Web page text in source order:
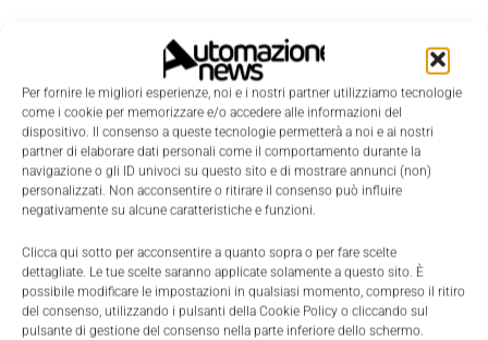
Per fornire le migliori esperienze, noi e i nostri partner utilizziamo tecnologie
come i cookie per memorizzare e/o accedere alle informazioni del
dispositivo. Il consenso a queste tecnologie permetterà a noi e ai nostri
partner di elaborare dati personali come il comportamento durante la
navigazione o gli ID univoci su questo sito e di mostrare annunci (non)
personalizzati. Non acconsentire o ritirare il consenso può influire
negativamente su alcune caratteristiche e funzioni.
Clicca qui sotto per acconsentire a quanto sopra o per fare scelte
dettagliate. Le tue scelte saranno applicate solamente a questo sito. È
possibile modificare le impostazioni in qualsiasi momento, compreso il ritiro
del consenso, utilizzando i pulsanti della Cookie Policy o cliccando sul
pulsante di gestione del consenso nella parte inferiore dello schermo.
LEGGI LA RIVISTA ⇢